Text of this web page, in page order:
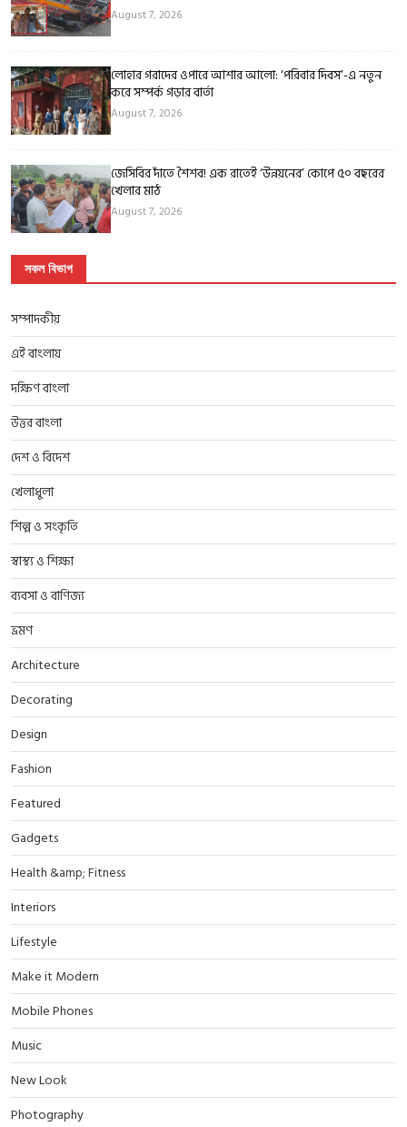
August 7, 2026
লোহার গরাদের ওপারে আশার আলো: ‘পরিবার দিবস’-এ নতুন
করে সম্পর্ক গড়ার বার্তা
August 7, 2026
জেসিবির দাঁতে শৈশব! এক রাতেই ‘উন্নয়নের’ কোপে ৫০ বছরের
খেলার মাঠ
August 7, 2026
সকল বিভাগ
সম্পাদকীয়
এই বাংলায়
দক্ষিণ বাংলা
উত্তর বাংলা
দেশ ও বিদেশ
খেলাধুলা
শিল্প ও সংকৃতি
স্বাস্থ্য ও শিক্ষা
ব্যবসা ও বাণিজ্য
ভ্রমণ
Architecture
Decorating
Design
Fashion
Featured
Gadgets
Health &amp; Fitness
Interiors
Lifestyle
Make it Modern
Mobile Phones
Music
New Look
Photography